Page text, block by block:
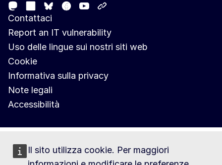
Il sito utilizza cookie. Per maggiori
MastodonLinkedIn
Bluesky
Facebook
Youtube
Contattaci
Report an IT vulnerability
Uso delle lingue sui nostri siti web
Cookie
Informativa sulla privacy
Note legali
Accessibilità